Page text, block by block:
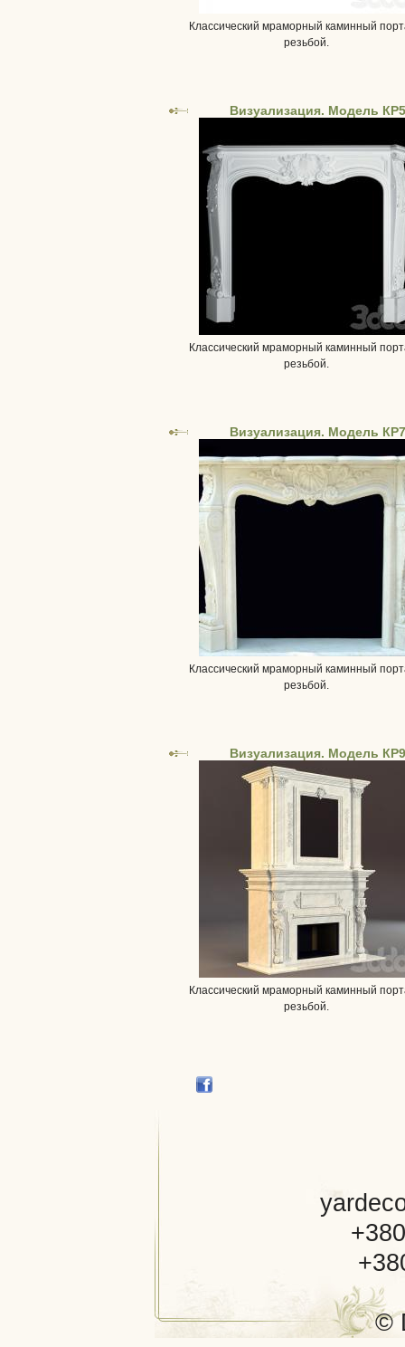
Классический мраморный каминный
резьбой.
Визуализация. Модель
Классический мраморный каминный
резьбой.
Визуализация. Модель
Классический мраморный каминный
резьбой.
Визуализация. Модель
Классический мраморный каминный
резьбой.
©